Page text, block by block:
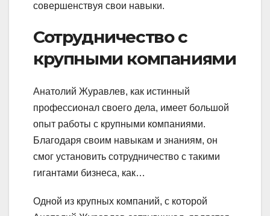
совершенствуя свои навыки.
Сотрудничество с
крупными компаниями
Анатолий Журавлев, как истинный
профессионал своего дела, имеет большой
опыт работы с крупными компаниями.
Благодаря своим навыкам и знаниям, он
смог установить сотрудничество с такими
гигантами бизнеса, как…
Одной из крупных компаний, с которой